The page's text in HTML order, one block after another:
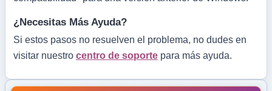
¿Necesitas Más Ayuda?
Si estos pasos no resuelven el problema, no dudes en
visitar nuestro centro de soporte para más ayuda.